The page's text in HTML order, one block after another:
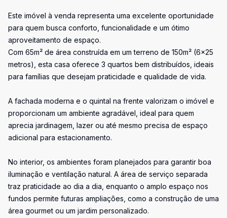
Este imóvel à venda representa uma excelente oportunidade
para quem busca conforto, funcionalidade e um ótimo
aproveitamento de espaço.
Com 65m² de área construída em um terreno de 150m² (6x25
metros), esta casa oferece 3 quartos bem distribuídos, ideais
para famílias que desejam praticidade e qualidade de vida.
A fachada moderna e o quintal na frente valorizam o imóvel e
proporcionam um ambiente agradável, ideal para quem
aprecia jardinagem, lazer ou até mesmo precisa de espaço
adicional para estacionamento.
No interior, os ambientes foram planejados para garantir boa
iluminação e ventilação natural. A área de serviço separada
traz praticidade ao dia a dia, enquanto o amplo espaço nos
fundos permite futuras ampliações, como a construção de uma
área gourmet ou um jardim personalizado.